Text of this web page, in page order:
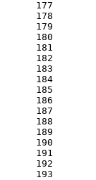
177
178
179
180
181
182
183
184
185
186
187
188
189
190
191
192
193